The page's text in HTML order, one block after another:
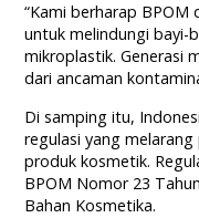
“Kami berharap
untuk melindungi bayi-
mikroplastik. Generasi
dari ancaman
Di samping itu,
regulasi yang
produk kosmetik.
BPOM Nomor 23
Bahan Kosmetika.